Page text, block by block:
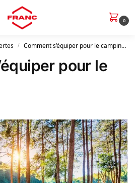
0
/ Comment s’équiper pour le camping ?
pour le